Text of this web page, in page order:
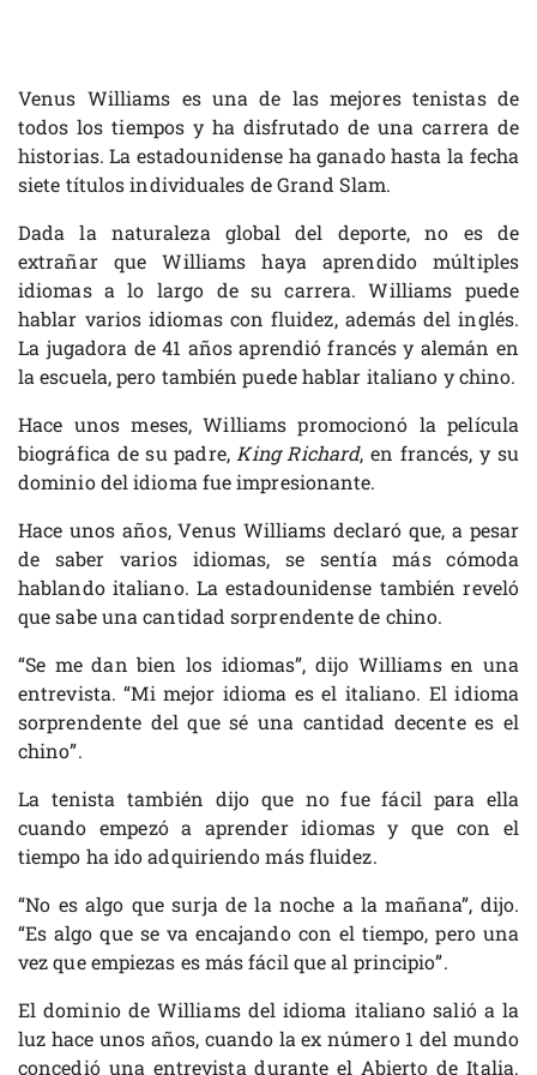
Venus Williams es una de las mejores tenistas de
todos los tiempos y ha disfrutado de una carrera de
historias. La estadounidense ha ganado hasta la fecha
siete títulos individuales de Grand Slam.
Dada la naturaleza global del deporte, no es de
extrañar que Williams haya aprendido múltiples
idiomas a lo largo de su carrera. Williams puede
hablar varios idiomas con fluidez, además del inglés.
La jugadora de 41 años aprendió francés y alemán en
la escuela, pero también puede hablar italiano y chino.
Hace unos meses, Williams promocionó la película
biográfica de su padre,King Richard, en francés, y su
dominio del idioma fue impresionante.
Hace unos años, Venus Williams declaró que, a pesar
de saber varios idiomas, se sentía más cómoda
hablando italiano. La estadounidense también reveló
que sabe una cantidad sorprendente de chino.
“Se me dan bien los idiomas”, dijo Williams en una
entrevista. “Mi mejor idioma es el italiano. El idioma
sorprendente del que sé una cantidad decente es el
chino”.
La tenista también dijo que no fue fácil para ella
cuando empezó a aprender idiomas y que con el
tiempo ha ido adquiriendo más fluidez.
“No es algo que surja de la noche a la mañana”, dijo.
“Es algo que se va encajando con el tiempo, pero una
vez que empiezas es más fácil que al principio”.
El dominio de Williams del idioma italiano salió a la
luz hace unos años, cuando la ex número 1 del mundo
concedió una entrevista durante el Abierto de Italia.